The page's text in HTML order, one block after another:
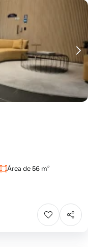
Área de 56 m²